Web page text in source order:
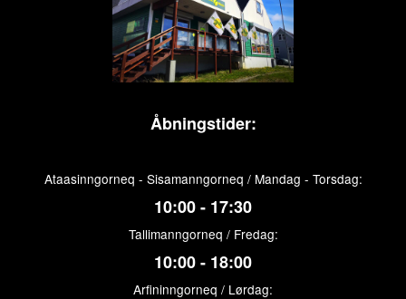
Åbningstider:
Ataasinngorneq - Sisamanngorneq / Mandag - Torsdag:
10:00 - 17:30
Tallimanngorneq / Fredag:
10:00 - 18:00
Arfininngorneq / Lørdag: